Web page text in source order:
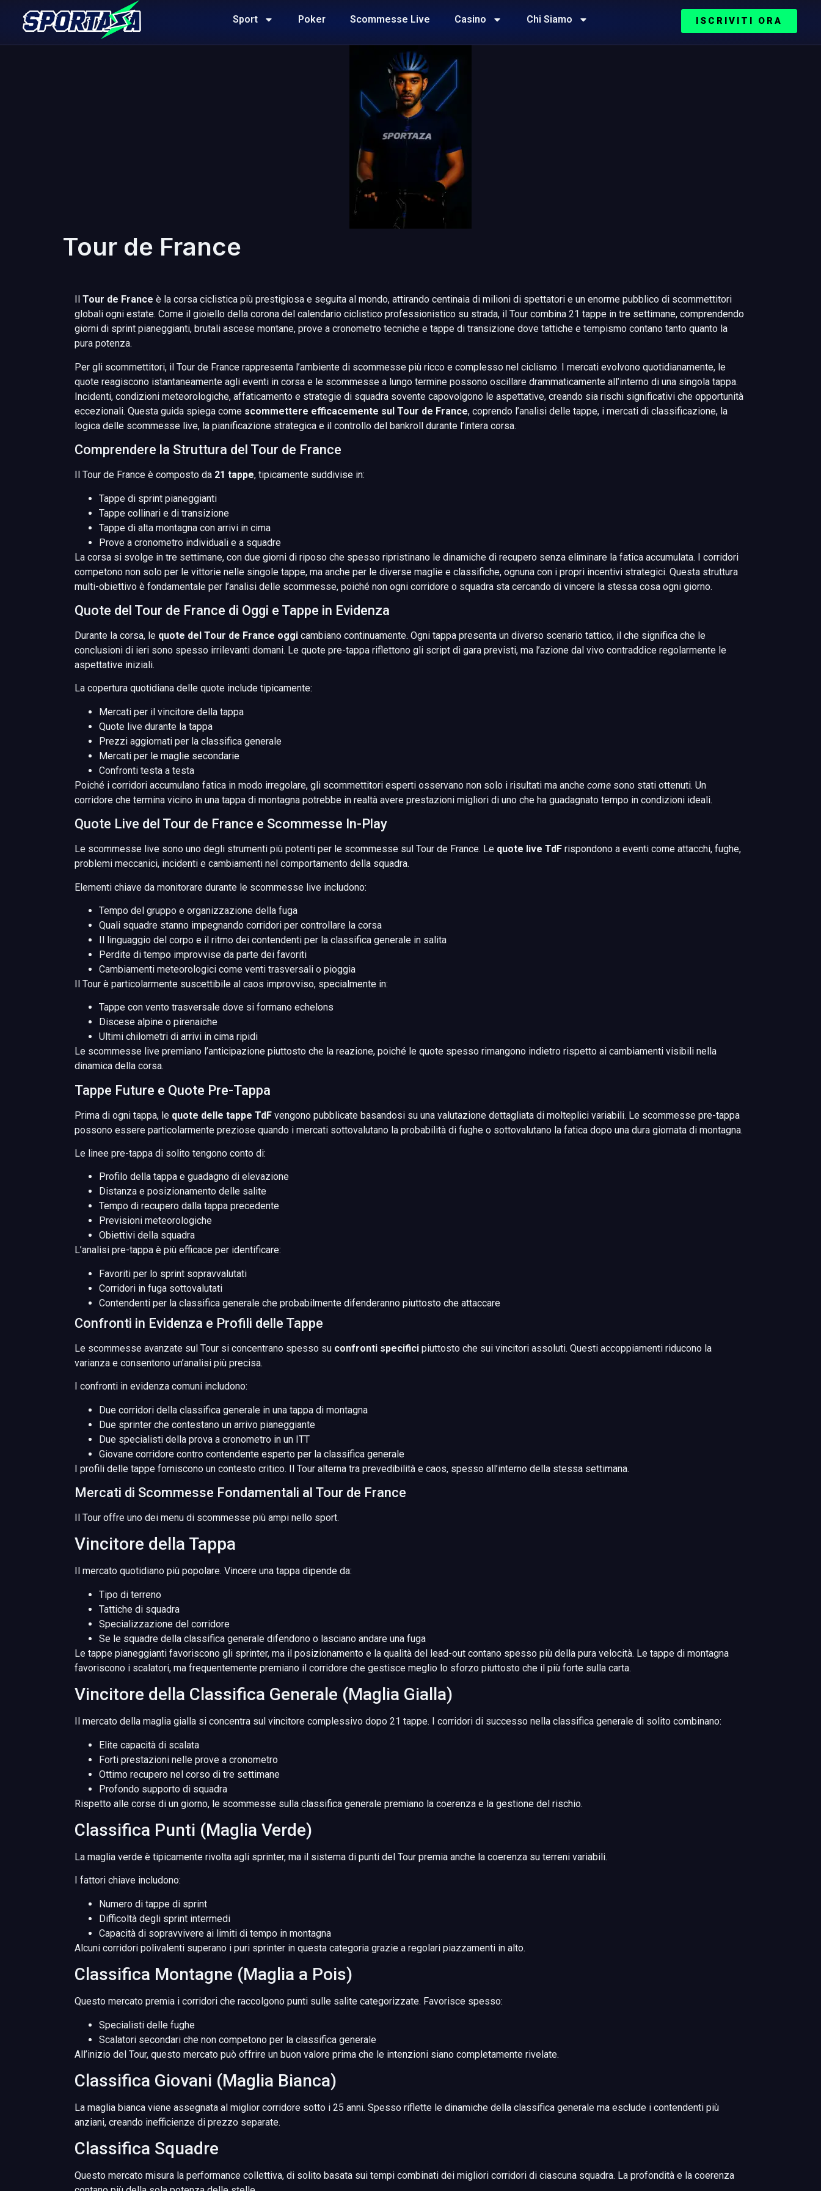
Sport Poker Scommesse Live Casino Chi Siamo ISCRIVITI ORA
Tour de France
Tour de France è la corsa ciclistica più prestigiosa e seguita al mondo, attirando centinaia di milioni di spettatori e un enorme pubblico di scommettitori
globali ogni estate. Come il gioiello della corona del calendario ciclistico professionistico su strada, il Tour combina 21 tappe in tre settimane, comprendendo
giorni di sprint pianeggianti, brutali ascese montane, prove a cronometro tecniche e tappe di transizione dove tattiche e tempismo contano tanto quanto la
pura potenza.
Per gli scommettitori, il Tour de France rappresenta l’ambiente di scommesse più ricco e complesso nel ciclismo. I mercati evolvono quotidianamente, le
quote reagiscono istantaneamente agli eventi in corsa e le scommesse a lungo termine possono oscillare drammaticamente all’interno di una singola tappa.
Incidenti, condizioni meteorologiche, affaticamento e strategie di squadra sovente capovolgono le aspettative, creando sia rischi significativi che opportunità
eccezionali. Questa guida spiega come scommettere efficacemente sul Tour de France, coprendo l’analisi delle tappe, i mercati di classificazione, la
logica delle scommesse live, la pianificazione strategica e il controllo del bankroll durante l’intera corsa.
Comprendere la Struttura del Tour de France
Il Tour de France è composto da 21 tappe, tipicamente suddivise in:
Tappe di sprint pianeggianti
Tappe collinari e di transizione
Tappe di alta montagna con arrivi in cima
Prove a cronometro individuali e a squadre
La corsa si svolge in tre settimane, con due giorni di riposo che spesso ripristinano le dinamiche di recupero senza eliminare la fatica accumulata. I corridori
competono non solo per le vittorie nelle singole tappe, ma anche per le diverse maglie e classifiche, ognuna con i propri incentivi strategici. Questa struttura
multi-obiettivo è fondamentale per l’analisi delle scommesse, poiché non ogni corridore o squadra sta cercando di vincere la stessa cosa ogni giorno.
Quote del Tour de France di Oggi e Tappe in Evidenza
Durante la corsa, le quote del Tour de France oggi cambiano continuamente. Ogni tappa presenta un diverso scenario tattico, il che significa che le
conclusioni di ieri sono spesso irrilevanti domani. Le quote pre-tappa riflettono gli script di gara previsti, ma l’azione dal vivo contraddice regolarmente le
aspettative iniziali.
La copertura quotidiana delle quote include tipicamente:
Mercati per il vincitore della tappa
Quote live durante la tappa
Prezzi aggiornati per la classifica generale
Mercati per le maglie secondarie
Confronti testa a testa
Poiché i corridori accumulano fatica in modo irregolare, gli scommettitori esperti osservano non solo i risultati ma anche come sono stati ottenuti. Un
corridore che termina vicino in una tappa di montagna potrebbe in realtà avere prestazioni migliori di uno che ha guadagnato tempo in condizioni ideali.
Quote Live del Tour de France e Scommesse In-Play
Le scommesse live sono uno degli strumenti più potenti per le scommesse sul Tour de France. Le quote live TdF rispondono a eventi come attacchi, fughe,
problemi meccanici, incidenti e cambiamenti nel comportamento della squadra.
Elementi chiave da monitorare durante le scommesse live includono:
Tempo del gruppo e organizzazione della fuga
Quali squadre stanno impegnando corridori per controllare la corsa
Il linguaggio del corpo e il ritmo dei contendenti per la classifica generale in salita
Perdite di tempo improvvise da parte dei favoriti
Cambiamenti meteorologici come venti trasversali o pioggia
Il Tour è particolarmente suscettibile al caos improvviso, specialmente in:
Tappe con vento trasversale dove si formano echelons
Discese alpine o pirenaiche
Ultimi chilometri di arrivi in cima ripidi
Le scommesse live premiano l’anticipazione piuttosto che la reazione, poiché le quote spesso rimangono indietro rispetto ai cambiamenti visibili nella
dinamica della corsa.
Tappe Future e Quote Pre-Tappa
Prima di ogni tappa, le quote delle tappe TdF vengono pubblicate basandosi su una valutazione dettagliata di molteplici variabili. Le scommesse pre-tappa
possono essere particolarmente preziose quando i mercati sottovalutano la probabilità di fughe o sottovalutano la fatica dopo una dura giornata di montagna.
Le linee pre-tappa di solito tengono conto di:
Profilo della tappa e guadagno di elevazione
Distanza e posizionamento delle salite
Tempo di recupero dalla tappa precedente
Previsioni meteorologiche
Obiettivi della squadra
L’analisi pre-tappa è più efficace per identificare:
Favoriti per lo sprint sopravvalutati
Corridori in fuga sottovalutati
Contendenti per la classifica generale che probabilmente difenderanno piuttosto che attaccare
Confronti in Evidenza e Profili delle Tappe
Le scommesse avanzate sul Tour si concentrano spesso su confronti specifici piuttosto che sui vincitori assoluti. Questi accoppiamenti riducono la
varianza e consentono un’analisi più precisa.
I confronti in evidenza comuni includono:
Due corridori della classifica generale in una tappa di montagna
Due sprinter che contestano un arrivo pianeggiante
Due specialisti della prova a cronometro in un ITT
Giovane corridore contro contendente esperto per la classifica generale
I profili delle tappe forniscono un contesto critico. Il Tour alterna tra prevedibilità e caos, spesso all’interno della stessa settimana.
Mercati di Scommesse Fondamentali al Tour de France
Il Tour offre uno dei menu di scommesse più ampi nello sport.
Vincitore della Tappa
Il mercato quotidiano più popolare. Vincere una tappa dipende da:
Tipo di terreno
Tattiche di squadra
Specializzazione del corridore
Se le squadre della classifica generale difendono o lasciano andare una fuga
Le tappe pianeggianti favoriscono gli sprinter, ma il posizionamento e la qualità del lead-out contano spesso più della pura velocità. Le tappe di montagna
favoriscono i scalatori, ma frequentemente premiano il corridore che gestisce meglio lo sforzo piuttosto che il più forte sulla carta.
Vincitore della Classifica Generale (Maglia Gialla)
Il mercato della maglia gialla si concentra sul vincitore complessivo dopo 21 tappe. I corridori di successo nella classifica generale di solito combinano:
Elite capacità di scalata
Forti prestazioni nelle prove a cronometro
Ottimo recupero nel corso di tre settimane
Profondo supporto di squadra
Rispetto alle corse di un giorno, le scommesse sulla classifica generale premiano la coerenza e la gestione del rischio.
Classifica Punti (Maglia Verde)
La maglia verde è tipicamente rivolta agli sprinter, ma il sistema di punti del Tour premia anche la coerenza su terreni variabili.
I fattori chiave includono:
Numero di tappe di sprint
Difficoltà degli sprint intermedi
Capacità di sopravvivere ai limiti di tempo in montagna
Alcuni corridori polivalenti superano i puri sprinter in questa categoria grazie a regolari piazzamenti in alto.
Classifica Montagne (Maglia a Pois)
Questo mercato premia i corridori che raccolgono punti sulle salite categorizzate. Favorisce spesso:
Specialisti delle fughe
Scalatori secondari che non competono per la classifica generale
All’inizio del Tour, questo mercato può offrire un buon valore prima che le intenzioni siano completamente rivelate.
Classifica Giovani (Maglia Bianca)
La maglia bianca viene assegnata al miglior corridore sotto i 25 anni. Spesso riflette le dinamiche della classifica generale ma esclude i contendenti più
anziani, creando inefficienze di prezzo separate.
Classifica Squadre
Questo mercato misura la performance collettiva, di solito basata sui tempi combinati dei migliori corridori di ciascuna squadra. La profondità e la coerenza